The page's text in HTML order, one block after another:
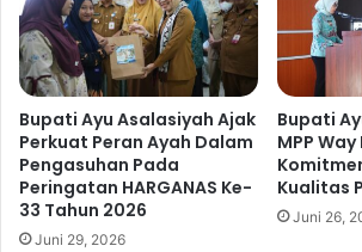
r
o
g
r
a
m
P
e
m
b
m
k
a
n
E
t
i
k
a
d
Bupati Ayu Asalasiyah Ajak
Perkuat Peran Ayah Dalam
Pengasuhan Pada
Peringatan HARGANAS Ke-
33 Tahun 2026
Juni 29, 2026
Bupati
MPP
Kualitas
Juni 26,